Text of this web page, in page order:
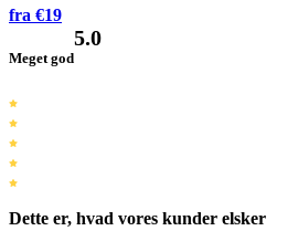
fra €19
Meget god
5.0
Dette er, hvad vores kunder elsker